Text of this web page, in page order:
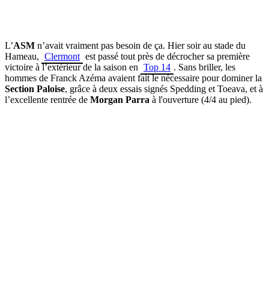
L’ASM n’avait vraiment pas besoin de ça. Hier soir au stade du
Hameau, Clermont est passé tout près de décrocher sa première
victoire à l’extérieur de la saison en Top 14 . Sans briller, les
hommes de Franck Azéma avaient fait le nécessaire pour dominer la
Section Paloise, grâce à deux essais signés Spedding et Toeava, et à
l’excellente rentrée de Morgan Parra à l'ouverture (4/4 au pied).